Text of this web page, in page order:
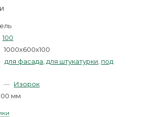
100
1000х600х100
для фасада для штукатурки под
— Изорок
мм